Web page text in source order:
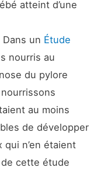
atteint d’une
Dans un Étude
nourris au
du pylore
au moins
de développer
qui n’en étaient
cette étude